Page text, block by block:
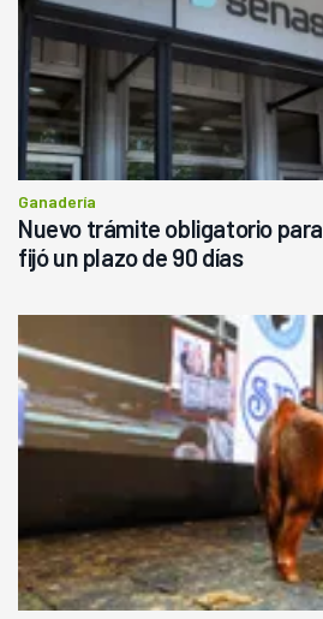
Ganadería
Nuevo trámite obligatorio
fijó un plazo de 90 días